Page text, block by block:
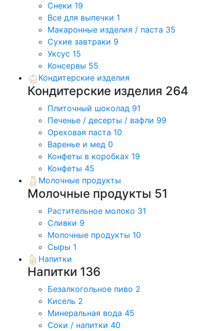
Снеки 19
Все для выпечки 1
Макаронные изделия / паста 35
Сухие завтраки 9
Уксус 15
Консервы 55
Кондитерские изделия
Кондитерские изделия 264
Плиточный шоколад 91
Печенье / десерты / вафли 99
Ореховая паста 10
Варенье и мед 0
Конфеты в коробках 19
Конфеты 45
Молочные продукты
Молочные продукты 51
Растительное молоко 31
Сливки 9
Молочные продукты 10
Сыры 1
Напитки
Напитки 136
Безалкогольное пиво 2
Кисель 2
Минеральная вода 45
Соки / напитки 40